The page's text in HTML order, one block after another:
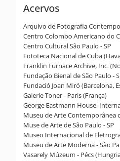
Acervos
Arquivo de Fotografia
Centro Colombo Americano do
Centro Cultural São Paulo - SP
Fototeca Nacional de Cuba
Franklin Furnace Archive, Inc.
Fundação Bienal de São Paulo -
Fundació Joan Miró (Barcelona,
Galerie Toner - Paris (França)
George Eastmann House,
Museu de Arte Contemporânea
Muse de Arte de São Paulo - SP
Museo Internacional de
Museu de Arte Moderna - São
Vasarely Múzeum - Pécs